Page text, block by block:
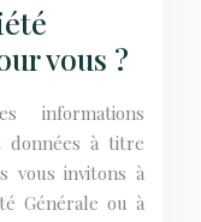
vous ?
informations
données à titre
vous invitons à
Générale ou à